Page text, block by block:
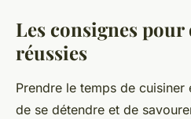
Les consignes pour
réussies
Prendre le temps de
de se détendre et de